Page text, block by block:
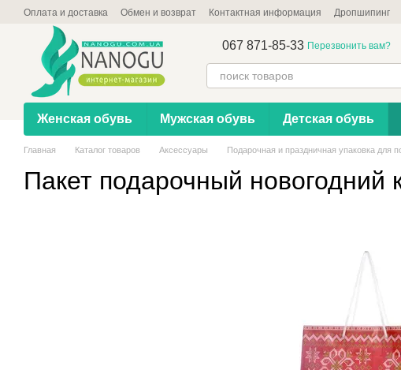
Перейти к основному контенту
Оплата и доставка Обмен и возврат Контактная информация Дропшипинг
067 871-85-33 Перезвонить вам?
Женская обувь Мужская обувь Детская обувь
Главная Каталог товаров Аксессуары Подарочная и праздничная упаковка для
Пакет подарочный новогодний